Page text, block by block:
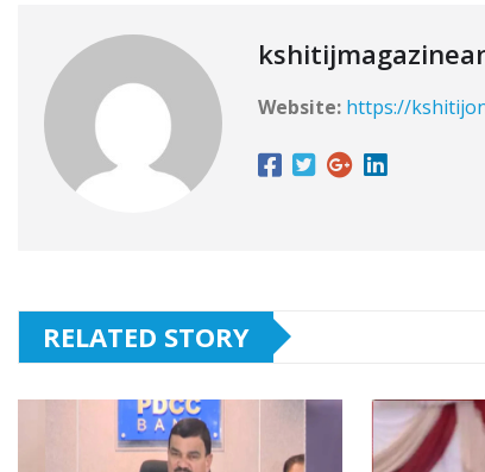
Website: https://
RELATED STORY